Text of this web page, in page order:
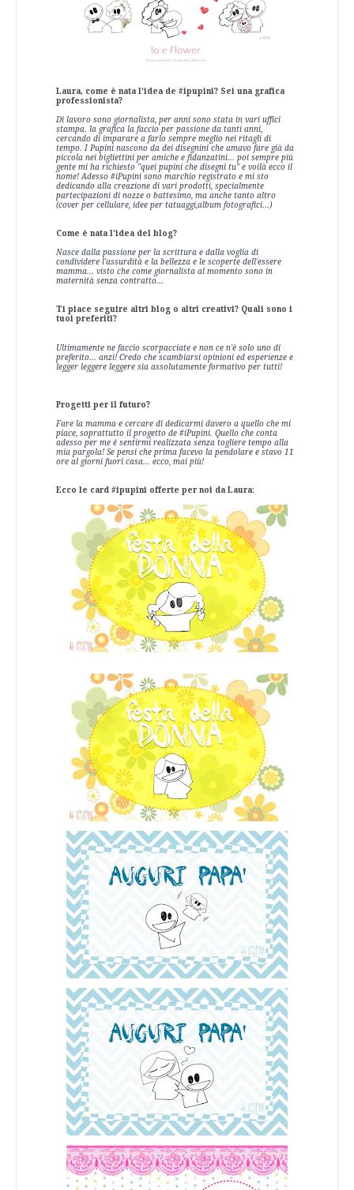
Laura, come è nata l'idea de #ipupini? Sei una grafica
professionista?
Di lavoro sono giornalista, per anni sono stata in vari uffici
stampa. la grafica la faccio per passione da tanti anni,
cercando di imparare a farlo sempre meglio nei ritagli di
tempo. I Pupini nascono da dei disegnini che amavo fare già da
piccola nei bigliettini per amiche e fidanzatini... poi sempre più
gente mi ha richiesto "quei pupini che disegni tu" e voilà ecco il
nome! Adesso #iPupini sono marchio registrato e mi sto
dedicando alla creazione di vari prodotti, specialmente
partecipazioni di nozze o battesimo, ma anche tanto altro
(cover per cellulare, idee per tatuaggi,album fotografici...)
Come è nata l'idea del blog?
Nasce dalla passione per la scrittura e dalla voglia di
condividere l'assurdità e la bellezza e le scoperte dell'essere
mamma... visto che come giornalista al momento sono in
maternità senza contratto...
Ti piace seguire altri blog o altri creativi? Quali sono i
tuoi preferiti?
Ultimamente ne faccio scorpacciate e non ce n'è solo uno di
preferito... anzi! Credo che scambiarsi opinioni ed esperienze e
legger leggere leggere sia assolutamente formativo per tutti!
Progetti per il futuro?
Fare la mamma e cercare di dedicarmi davero a quello che mi
piace, soprattutto il progetto de #iPupini. Quello che conta
adesso per me è sentirmi realizzata senza togliere tempo alla
mia pargola! Se pensi che prima facevo la pendolare e stavo 11
ore al giorni fuori casa... ecco, mai più!
Ecco le card #ipupini offerte per noi da Laura: